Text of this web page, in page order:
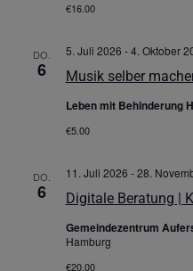
€16.00
DO.
6 Musik selber
5. Juli 2026 -4. Oktober
Leben mit Behinderung
€5.00
DO.
6 Digitale Beratung |
11. Juli 2026 -28.
Gemeindezentrum
Hamburg
€20.00